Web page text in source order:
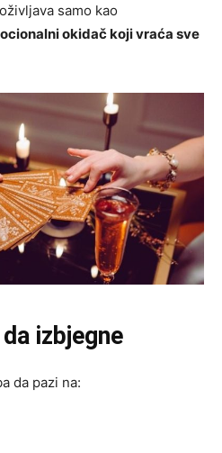
samo kao
okidač koji vraća sve
izbjegne
da pazi na: